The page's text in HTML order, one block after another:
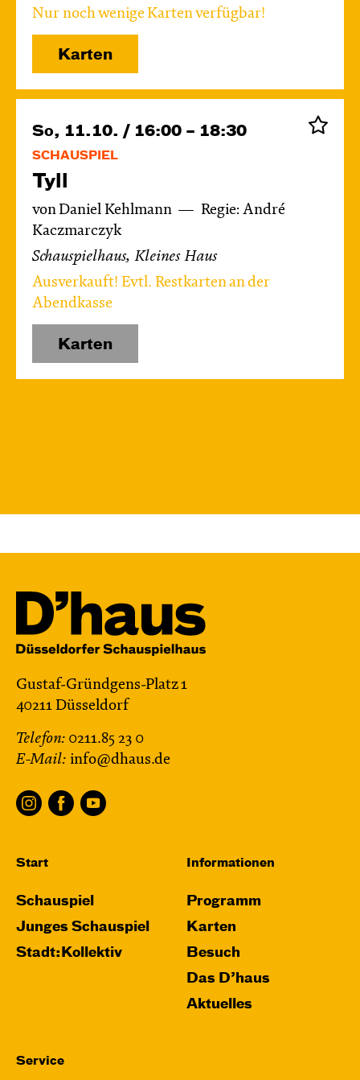
Nur noch wenige Karten verfügbar!
Karten
So, 11.10. / 16:00 – 18:30
SCHAUSPIEL
Tyll
von Daniel Kehlmann
Regie: André
Kaczmarczyk
Schauspielhaus, Kleines Haus
Ausverkauft! Evtl. Restkarten an der
Abendkasse
Karten
Gustaf-Gründgens-Platz 1
40211 Düsseldorf
Telefon: 0211.85 23 0
E-Mail: info@dhaus.de
Start
Schauspiel
Junges Schauspiel
Stadt:Kollektiv
Informationen
Programm
Karten
Besuch
Das D’haus
Aktuelles
Service